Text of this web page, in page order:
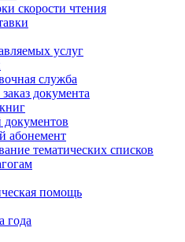
скорости чтения
услуг
служба
документа
документов
абонемент
тематических списков
помощь
года